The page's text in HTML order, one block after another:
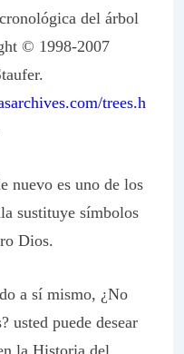
del árbol
© 1998-2007
trees.h
nuevo es uno de los
sustituye símbolos
Dios.
a sí mismo, ¿No
usted puede desear
la Historia del